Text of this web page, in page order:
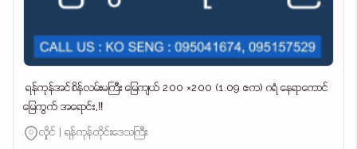
‌ ရန်ကုန်အင်စိန်လမ်းမကြီး မြေကျယ် 200 ×200 (1.09 ဧက) ဂရံ နေရာကောင်
မြေကွက် အရောင်း,‼️
လှိုင် | ရန်ကုန်တိုင်းဒေသကြီး